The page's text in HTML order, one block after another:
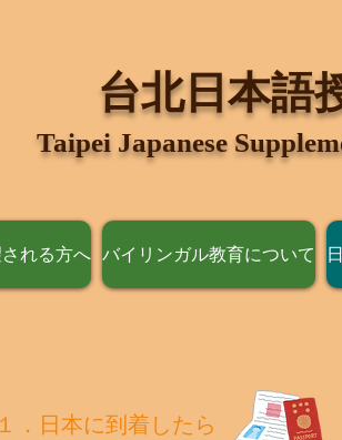
台北日本語
Taipei Japanese
れる方へ バイリンガル教育について
１．日本に到着したら